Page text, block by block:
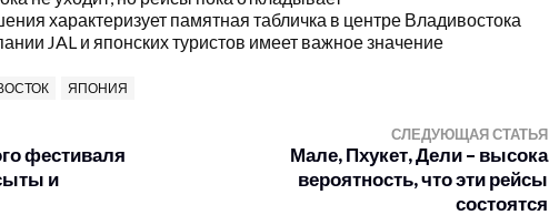
характеризует памятная табличка в центре Владивостока
JAL и японских туристов имеет важное значение
ЯПОНИЯ
фестиваля
и
СЛЕДУЮЩАЯ СТАТЬЯ
Мале, Пхукет, Дели – высока
вероятность, что эти рейсы
состоятся